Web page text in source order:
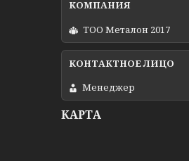
ТОО Металон 2017
Менеджер
КАРТА